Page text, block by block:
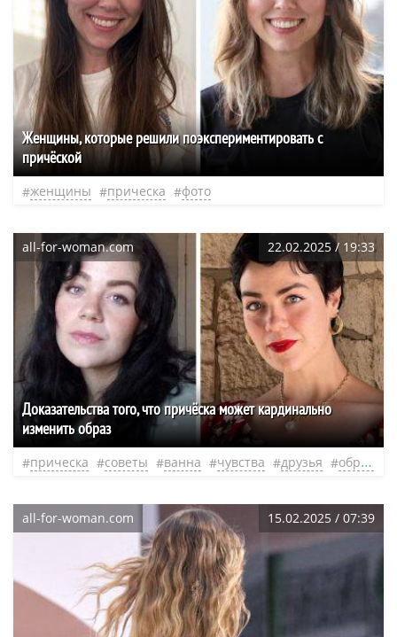
Женщины, которые решили поэкспериментировать с
причёской
женщины прическа фото
all-for-woman.com 22.02.2025 / 19:33
Доказательства того, что причёска может кардинально
изменить образ
прическа советы ванна чувства друзья образ
all-for-woman.com 15.02.2025 / 07:39